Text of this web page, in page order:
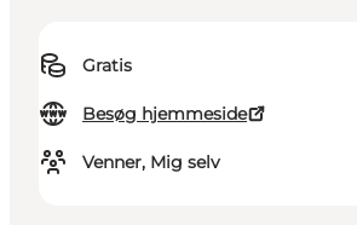
Gratis
Besøg hjemmeside
Venner, Mig selv